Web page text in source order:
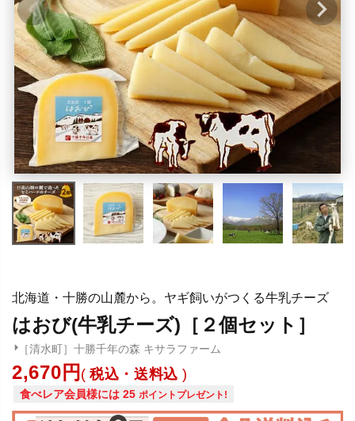
北海道・十勝の山麓から。ヤギ飼いがつくる牛乳チーズ
はおび(牛乳チーズ)［２個セット］
［清水町］十勝千年の森 キサラファーム
2,670 税込・送料込
食べレア会員様には 25 ポイントプレゼント!